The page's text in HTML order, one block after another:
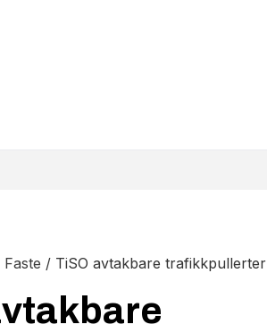
Faste / TiSO avtakbare trafikkpullerter